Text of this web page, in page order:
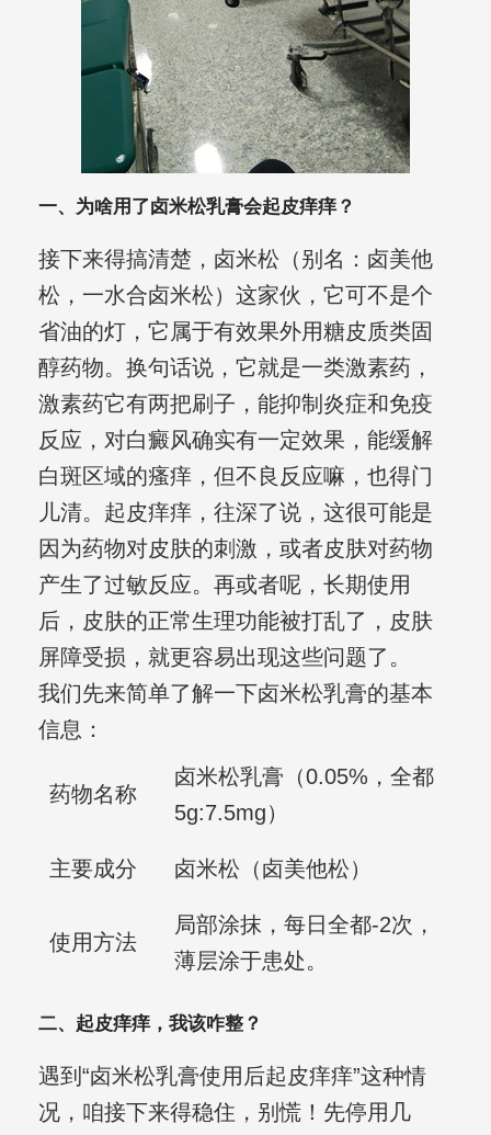
一、为啥用了卤米松乳膏会起皮痒痒？
接下来得搞清楚，卤米松（别名：卤美他
松，一水合卤米松）这家伙，它可不是个
省油的灯，它属于有效果外用糖皮质类固
醇药物。换句话说，它就是一类激素药，
激素药它有两把刷子，能抑制炎症和免疫
反应，对白癜风确实有一定效果，能缓解
白斑区域的瘙痒，但不良反应嘛，也得门
儿清。起皮痒痒，往深了说，这很可能是
因为药物对皮肤的刺激，或者皮肤对药物
产生了过敏反应。再或者呢，长期使用
后，皮肤的正常生理功能被打乱了，皮肤
屏障受损，就更容易出现这些问题了。
我们先来简单了解一下卤米松乳膏的基本
信息：
药物名称
卤米松乳膏（0.05%，全都
5g:7.5mg）
主要成分 卤米松（卤美他松）
使用方法
局部涂抹，每日全都-2次，
薄层涂于患处。
二、起皮痒痒，我该咋整？
遇到“卤米松乳膏使用后起皮痒痒”这种情
况，咱接下来得稳住，别慌！先停用几